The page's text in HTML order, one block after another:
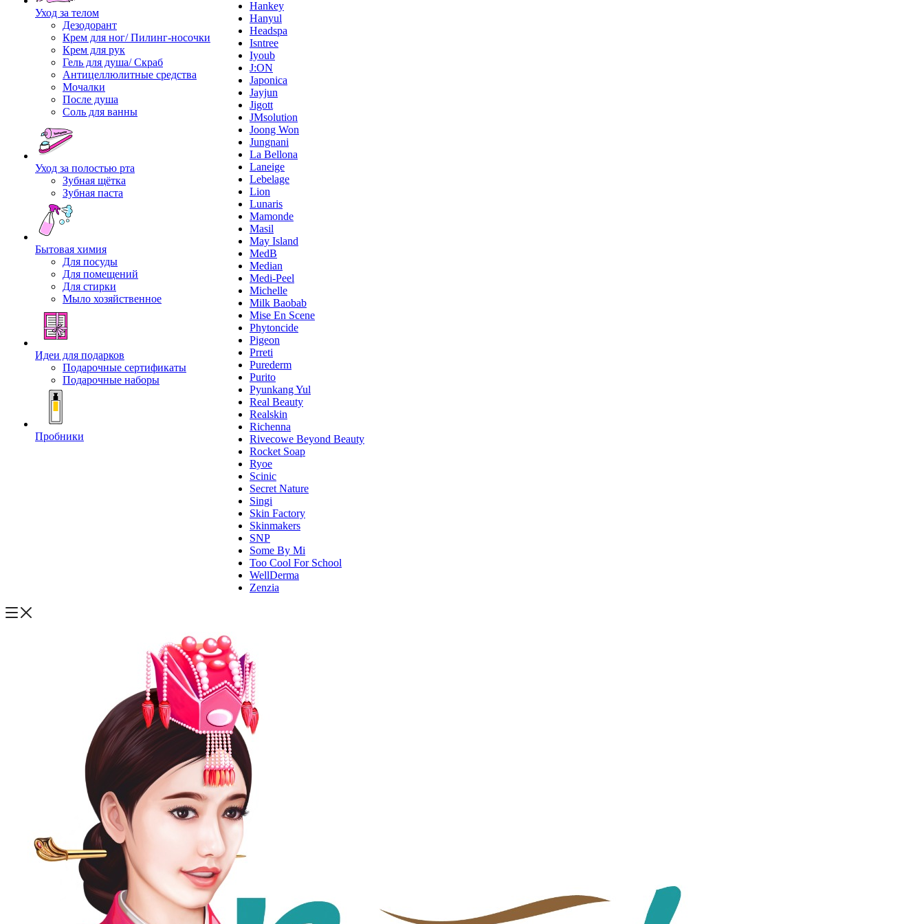
Уход за телом
Дезодорант
Крем для ног/ Пилинг-носочки
Крем для рук
Гель для душа/ Скраб
Антицеллюлитные средства
Мочалки
После душа
Соль для ванны
Уход за полостью рта
Зубная щётка
Зубная паста
Бытовая химия
Для посуды
Для помещений
Для стирки
Мыло хозяйственное
Идеи для подарков
Подарочные сертификаты
Подарочные наборы
Пробники
Hankey
Hanyul
Headspa
Isntree
Iyoub
J:ON
Japonica
Jayjun
Jigott
JMsolution
Joong Won
Jungnani
La Bellona
Laneige
Lebelage
Lion
Lunaris
Mamonde
Masil
May Island
MedB
Median
Medi-Peel
Michelle
Milk Baobab
Mise En Scene
Phytoncide
Pigeon
Prreti
Purederm
Purito
Pyunkang Yul
Real Beauty
Realskin
Richenna
Rivecowe Beyond Beauty
Rocket Soap
Ryoe
Scinic
Secret Nature
Singi
Skin Factory
Skinmakers
SNP
Some By Mi
Too Cool For School
WellDerma
Zenzia